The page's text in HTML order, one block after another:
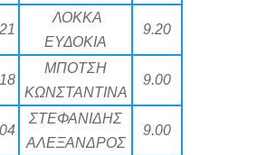
ΛΟΚΚΑ
ΕΥΔΟΚΙΑ
9.20
ΜΠΟΤΣΗ
ΚΩΝΣΤΑΝΤΙΝΑ
9.00
ΣΤΕΦΑΝΙΔΗΣ
ΑΛΕΞΑΝΔΡΟΣ
9.00